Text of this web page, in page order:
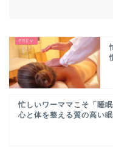
忙しいワーママこそ「睡眠
心と体を整える質の高い